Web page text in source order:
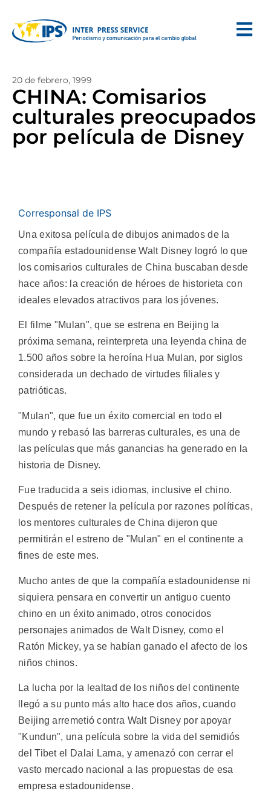
20 de febrero, 1999
CHINA: Comisarios
culturales preocupados
por película de Disney
Corresponsal de IPS
Una exitosa película de dibujos animados de la
compañía estadounidense Walt Disney logró lo que
los comisarios culturales de China buscaban desde
hace años: la creación de héroes de historieta con
ideales elevados atractivos para los jóvenes.
El filme "Mulan", que se estrena en Beijing la
próxima semana, reinterpreta una leyenda china de
1.500 años sobre la heroína Hua Mulan, por siglos
considerada un dechado de virtudes filiales y
patrióticas.
"Mulan", que fue un éxito comercial en todo el
mundo y rebasó las barreras culturales, es una de
las películas que más ganancias ha generado en la
historia de Disney.
Fue traducida a seis idiomas, inclusive el chino.
Después de retener la película por razones políticas,
los mentores culturales de China dijeron que
permitirán el estreno de "Mulan" en el continente a
fines de este mes.
Mucho antes de que la compañía estadounidense ni
siquiera pensara en convertir un antiguo cuento
chino en un éxito animado, otros conocidos
personajes animados de Walt Disney, como el
Ratón Mickey, ya se habían ganado el afecto de los
niños chinos.
La lucha por la lealtad de los niños del continente
llegó a su punto más alto hace dos años, cuando
Beijing arremetió contra Walt Disney por apoyar
"Kundun", una película sobre la vida del semidiós
del Tibet el Dalai Lama, y amenazó con cerrar el
vasto mercado nacional a las propuestas de esa
empresa estadounidense.